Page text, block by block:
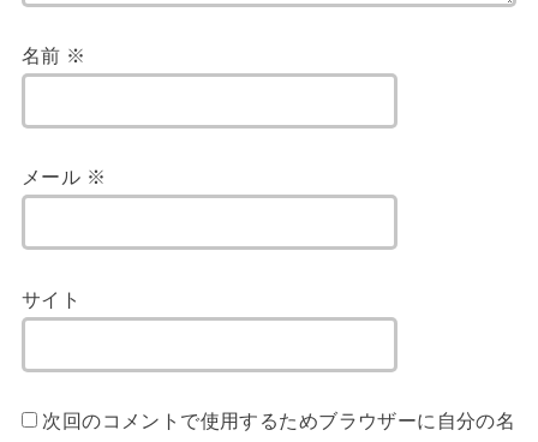
名前 ※
メール ※
サイト
次回のコメントで使用するためブラウザーに自分の名